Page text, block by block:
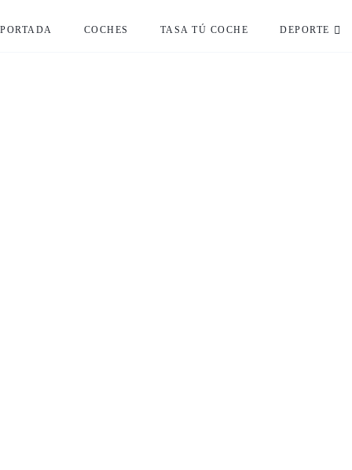
PORTADA COCHES TASA TÚ COCHE DEPORTE